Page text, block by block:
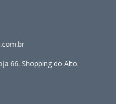
66. Shopping do Alto.